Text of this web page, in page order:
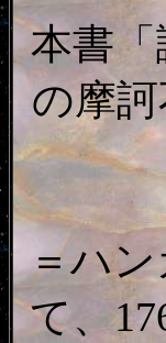
本書
の摩
＝ハ
て、